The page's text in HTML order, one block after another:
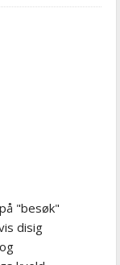
"besøk"
disig